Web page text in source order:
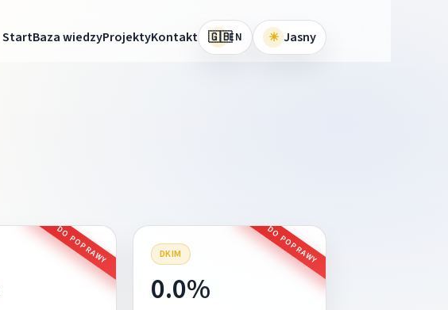
StartBaza wiedzyProjektyKontakt 🇬🇧EN ☀ Jasny
DO POPRAWY DKIM DO POPRAWY
0.0%